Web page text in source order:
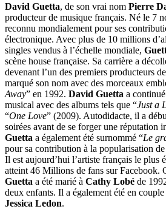
David Guetta, de son vrai nom Pierre
producteur de musique français. Né le 7
reconnu mondialement pour ses
électronique. Avec plus de 10 millions
singles vendus à l’échelle mondiale,
scène house française. Sa carrière a
devenant l’un des premiers producteurs de
marqué son nom avec des morceaux
Away” en 1992. David Guetta a
musical avec des albums tels que “Just a
“One Love” (2009). Autodidacte, il a
soirées avant de se forger une réputation
Guetta a également été surnommé “Le
pour sa contribution à la popularisation
Il est aujourd’hui l’artiste français le plus
atteint 46 Millions de fans sur Facebook.
Guetta a été marié à Cathy Lobé de
deux enfants. Il a également été en
Jessica Ledon.